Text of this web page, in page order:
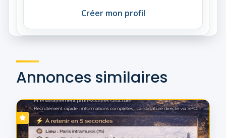
Créer mon profil
Annonces similaires